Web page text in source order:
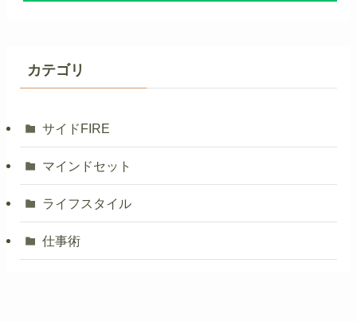
カテゴリ
サイドFIRE
マインドセット
ライフスタイル
仕事術